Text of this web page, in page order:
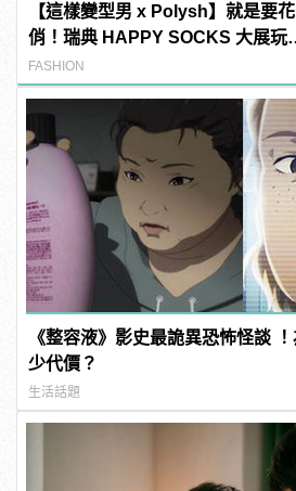
【這樣變型男 x Polysh】就是要花
俏！瑞典 HAPPY SOCKS 大展玩
創意的短襪時尚
FASHION
《整容液》影史最詭異恐怖怪談
少代價？
生活話題